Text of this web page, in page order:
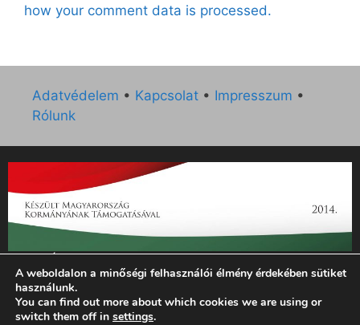
how your comment data is processed.
Adatvédelem • Kapcsolat • Impresszum •
Rólunk
„Az Új Ember katolikus hetilap 2014. évi működésének
támogatását az EGYH-KCP-14-P-0121 sz. támogatási
szerződés keretében 3 000 000 Ft összegben támogatta az
Emberi Erőforrások Minisztériuma.”
A weboldalon a minőségi felhasználói élmény érdekében sütiket
használunk.
You can find out more about which cookies we are using or
switch them off in settings.